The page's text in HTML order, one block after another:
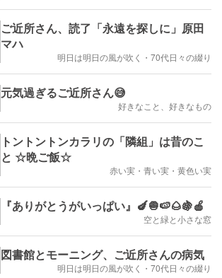
ご近所さん、読了「永遠を探しに」原田
マハ
明日は明日の風が吹く・70代日々の綴り
元気過ぎるご近所さん😅
好きなこと、好きなもの
トントントンカラリの「隣組」は昔のこ
と ☆晩ご飯☆
赤い実・青い実・黄色い実
『ありがとうがいっぱい』🍆🧅🍉🌰🍇🍎
空と緑と小さな窓
図書館とモーニング、ご近所さんの病気
明日は明日の風が吹く・70代日々の綴り